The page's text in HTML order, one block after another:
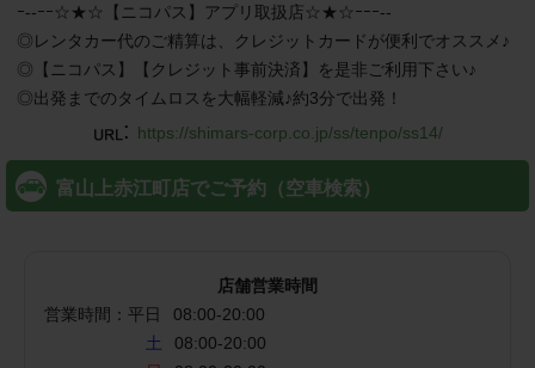
ｰ--ｰｰ☆★☆【ニコパス】アプリ取扱店☆★☆ｰｰｰ--
◎レンタカー代のご精算は、クレジットカードが便利でオススメ♪
◎【ニコパス】【クレジット事前決済】を是非ご利用下さい♪
◎出発までのタイムロスを大幅軽減♪約3分で出発！
: https://shimars-corp.co.jp/ss/tenpo/ss14/
富山上赤江町店でご予約（空車検索）
店舗営業時間
営業時間： 平日 08:00-20:00
土
08:00-20:00